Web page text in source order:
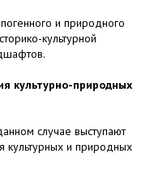
и природного
культурной
культурно-природных
случае выступают
культурных и природных